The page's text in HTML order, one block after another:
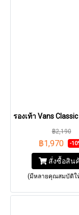
รองเท้า Vans
฿2,190
฿1,970 -
สั่งซื้อสิน
(มีหลายคุณสมบัติใ